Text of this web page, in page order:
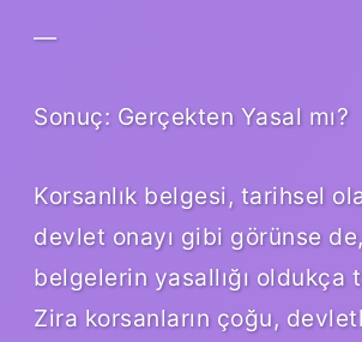
—
Sonuç: Gerçekten Yasal mı?
Korsanlık belgesi, tarihsel
devlet onayı gibi görünse
belgelerin yasallığı oldukça
Zira korsanların çoğu,